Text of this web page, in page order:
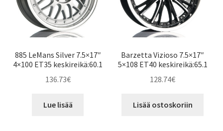
885 LeMans Silver 7.5×17″
4×100 ET35 keskireikä:60.1
136.73€
Lue lisää
Barzetta Vizioso 7.5×17″
5×108 ET40 keskireikä:65.1
128.74€
Lisää ostoskoriin